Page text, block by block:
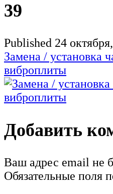
39
Published 24
Замена / установка
виброплиты
Добавить
Ваш адрес email не
Обязательные поля